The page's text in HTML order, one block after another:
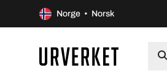
Norge • Norsk